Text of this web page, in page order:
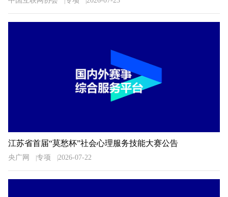
江苏省首届“莫愁杯”社会心理服务技能大赛公告
央广网 专项 2026-07-22